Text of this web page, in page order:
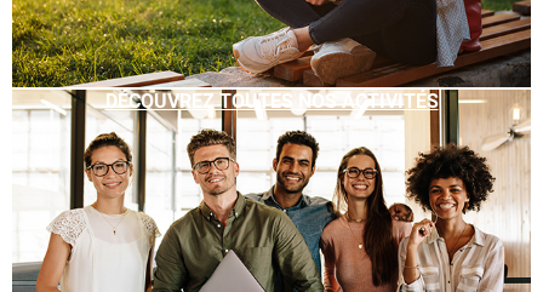
DÉCOUVREZ TOUTES NOS ACTIVITÉS